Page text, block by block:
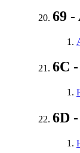
69 -
6C
6D